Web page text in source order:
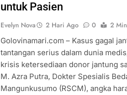
untuk Pasien
Evelyn Nova 2 Hari Ago 0
2
Golovinamari.com – Kasus gagal
tantangan serius dalam dunia
krisis ketersediaan donor jantung
M. Azra Putra, Dokter Spesialis
Mangunkusumo (RSCM), angka